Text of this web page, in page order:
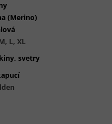
(Merino)
L, XL
svetry